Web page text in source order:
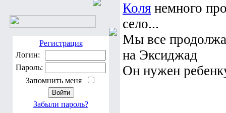
Регистрация
Логин:
Пароль:
Запомнить меня
Забыли пароль?
Коля немного
село...
Мы все
на Эксиджад
Он нужен